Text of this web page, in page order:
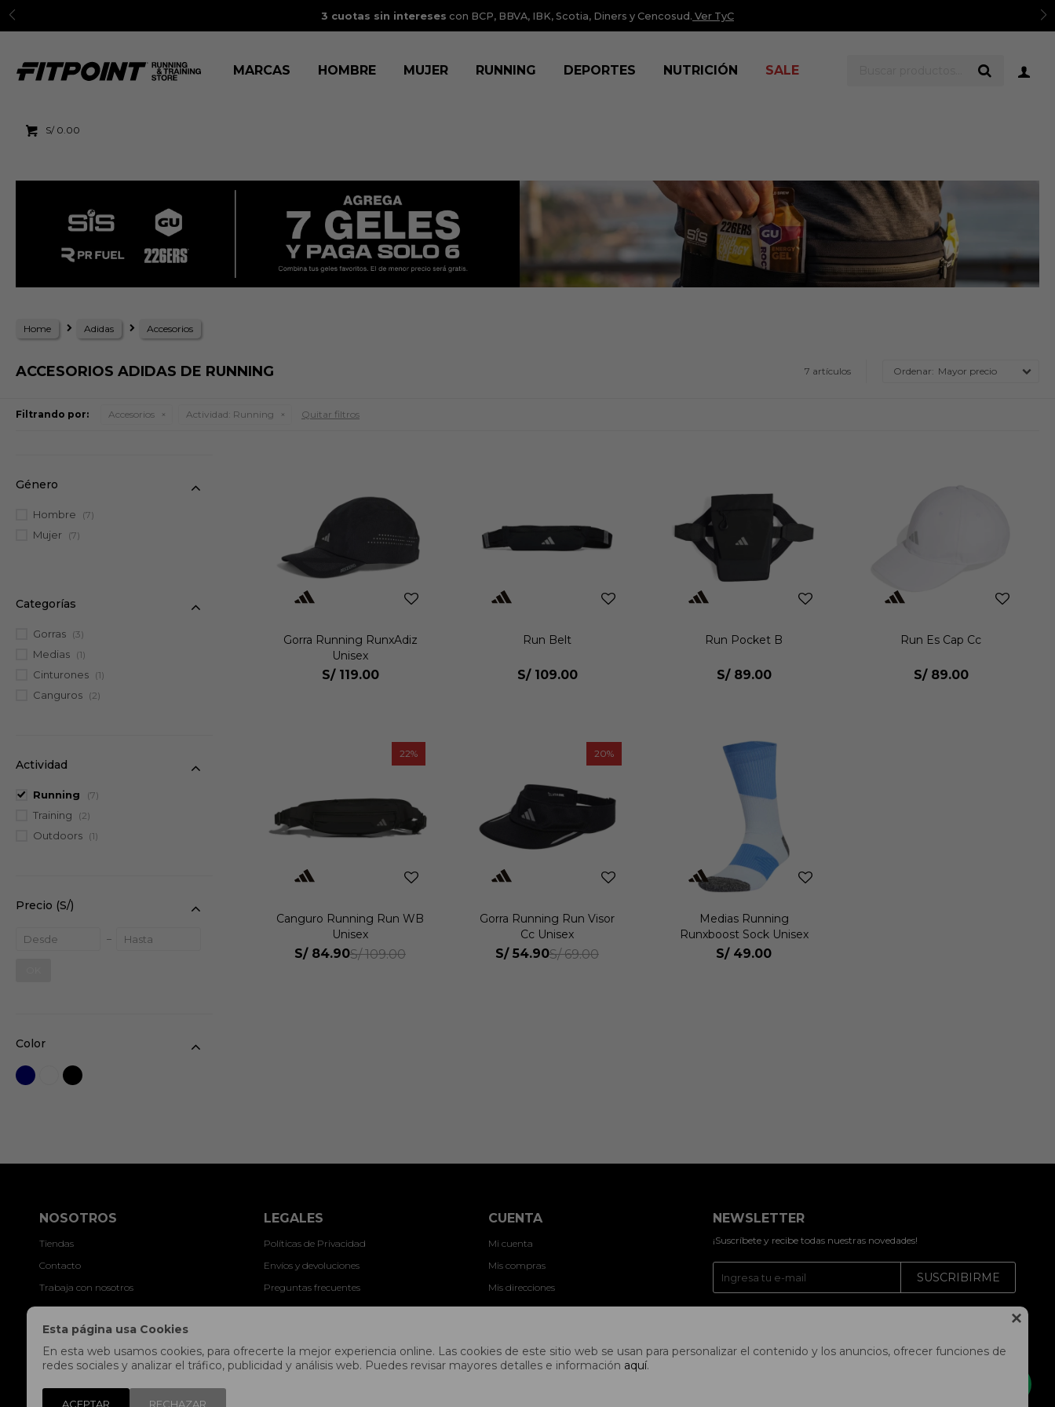

Esta página usa Cookies
En esta web usamos cookies, para ofrecerte la mejor experiencia online. Las cookies de este sitio web se usan para personalizar el contenido y los anuncios, ofrecer funciones de
redes sociales y analizar el tráfico, publicidad y análisis web. Puedes revisar mayores detalles e información aquí.
ACEPTAR RECHAZAR
3 cuotas sin intereses con BCP, BBVA, IBK, Scotia, Diners y Cencosud. Ver TyC
MARCAS HOMBRE MUJER RUNNING DEPORTES NUTRICIÓN SALE
S/ 0.00
Home Adidas Accesorios
ACCESORIOS ADIDAS DE RUNNING 7 artículos Mayor precio
Filtrando por: Accesorios Actividad: Running Quitar filtros
Gorra Running RunxAdiz
Unisex
S/ 119.00
Run Belt
S/ 109.00
Run Pocket B
S/ 89.00
Run Es Cap Cc
S/ 89.00
22
Canguro Running Run WB
Unisex
S/ 84.90S/ 109.00
20
Gorra Running Run Visor
Cc Unisex
S/ 54.90S/ 69.00
Medias Running
Runxboost Sock Unisex
S/ 49.00
Categorías
Gorras (3)
Medias (1)
Cinturones (1)
Canguros (2)
Precio (S/)
Actividad
Running (7)
Training (2)
Outdoors (1)
Género
Hombre (7)
Mujer (7)
Color
NOSOTROS
Tiendas
Contacto
Trabaja con nosotros
Libro de reclamaciones
LEGALES
Políticas de Privacidad
Envíos y devoluciones
Preguntas frecuentes
Términos y condiciones
CUENTA
Mi cuenta
Mis compras
Mis direcciones
Wish List
NEWSLETTER
¡Suscríbete y recibe todas nuestras novedades!
SUSCRIBIRME